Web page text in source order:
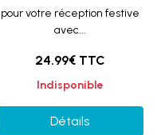
pour votre réception festive
avec...
24.99€ TTC
Indisponible
Détails